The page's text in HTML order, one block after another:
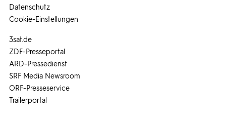
3sat.de
ZDF-Presseportal
ARD-Pressedienst
SRF Media Newsroom
ORF-Presseservice
Trailerportal
Datenschutz
Cookie-Einstellungen